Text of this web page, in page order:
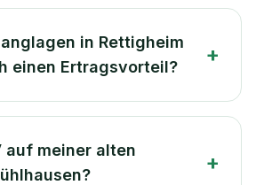
in Rettigheim
einen Ertragsvorteil?
+
auf meiner alten
+